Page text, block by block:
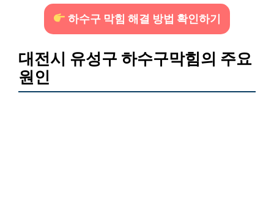
하수구 막힘 해결 방법 확인하기
대전시 유성구 하수구막힘의 주요
원인